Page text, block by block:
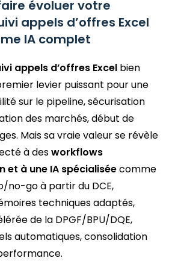
évoluer votre
appels d’offres Excel
IA complet
appels d’offres Excel bien
levier puissant pour une
sur le pipeline, sécurisation
des marchés, début de
Mais sa vraie valeur se révèle
à desworkflows
et à une IA spécialiséecomme
no-go à partir du DCE,
techniques adaptés,
de la DPGF/BPU/DQE,
automatiques, consolidation